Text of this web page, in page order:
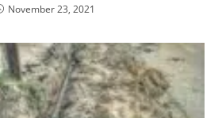
November 23, 2021